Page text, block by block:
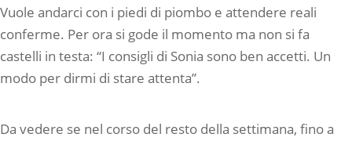
Vuole andarci con i piedi di piombo e attendere reali
conferme. Per ora si gode il momento ma non si fa
castelli in testa: “I consigli di Sonia sono ben accetti. Un
modo per dirmi di stare attenta”.
Da vedere se nel corso del resto della settimana, fino a